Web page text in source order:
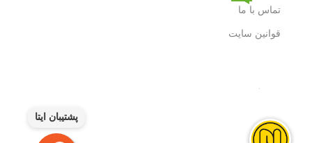
پشتیبان ایتا
تماس با ما
قوانین سایت